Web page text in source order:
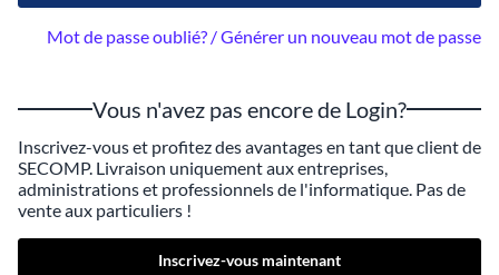
Mot de passe oublié? / Générer un nouveau mot de passe
Vous n'avez pas encore de Login?
Inscrivez-vous et profitez des avantages en tant que client de
SECOMP. Livraison uniquement aux entreprises,
administrations et professionnels de l'informatique. Pas de
vente aux particuliers !
Inscrivez-vous maintenant